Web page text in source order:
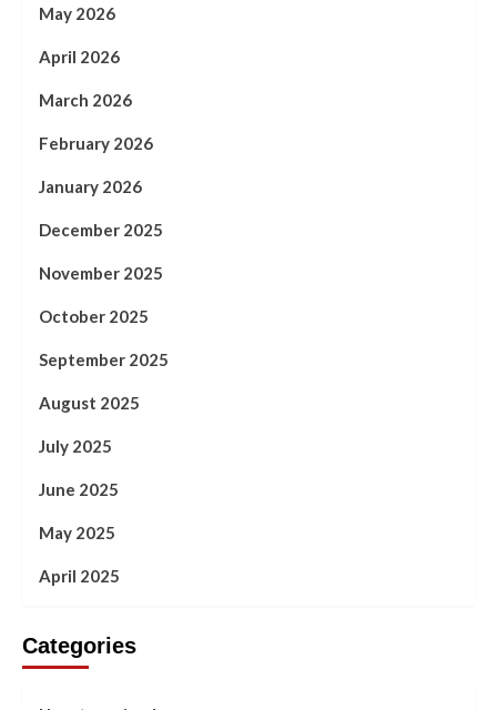
May 2026
April 2026
March 2026
February 2026
January 2026
December 2025
November 2025
October 2025
September 2025
August 2025
July 2025
June 2025
May 2025
April 2025
Categories